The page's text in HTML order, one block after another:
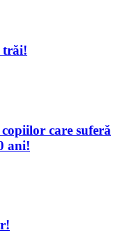
trăi!
care suferă
ani!